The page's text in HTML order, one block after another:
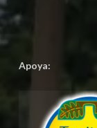
Apoya: